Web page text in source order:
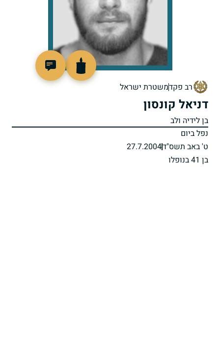
רב פקדמשטרת ישראל
דניאל קונסון
בן לידיה ולב
נפל ביום
ט' באב תשס"ד27.7.2004
בן 41 בנופלו